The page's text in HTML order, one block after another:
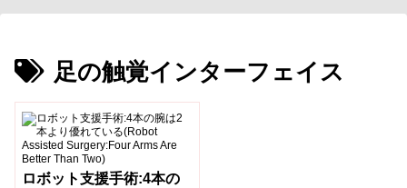
足の触覚インターフェイス
ロボット支援手術:4本の